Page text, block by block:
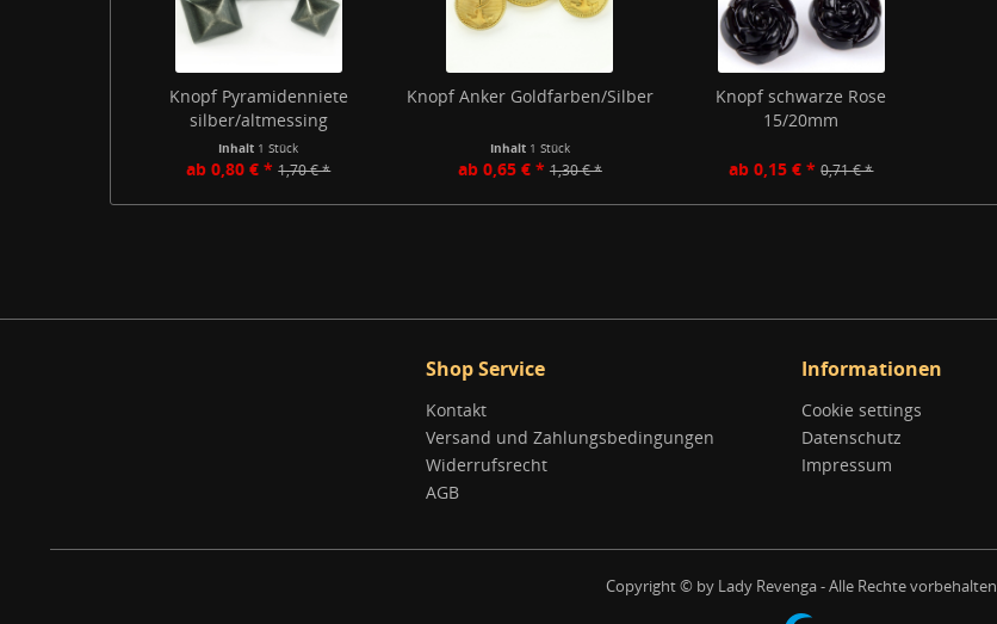
Knopf Pyramidenniete
silber/altmessing
Inhalt 1 Stück
ab 0,80 € * 1,70 € *
Knopf Anker Goldfarben/Silber
Inhalt 1 Stück
ab 0,65 € * 1,30 € *
Knopf schwarze Rose
15/20mm
ab 0,15 € * 0,71 € *
Shop Service
Kontakt
Versand und Zahlungsbedingungen
Widerrufsrecht
AGB
Informationen
Cookie settings
Datenschutz
Impressum
Copyright © by Lady Revenga - Alle Rechte vorbehalten